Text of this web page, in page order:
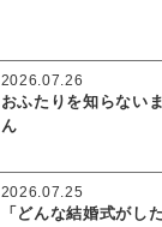
おふたりを知らない
ん
2026.07.26
「どんな結婚式がし
2026.07.25